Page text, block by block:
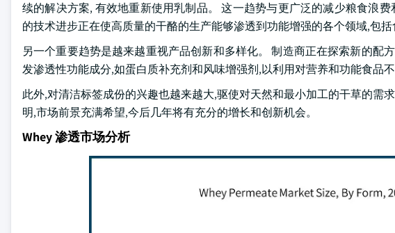
续的解决方案, 有效地重新使用乳制品。 这一趋势与更广泛的减少粮食浪
的技术进步正在使高质量的干酪的生产能够渗透到功能增强的各个领域,包括
另一个重要趋势是越来越重视产品创新和多样化。 制造商正在探索新的配
发渗透性功能成分,如蛋白质补充剂和风味增强剂,以利用对营养和功能食品不
此外,对清洁标签成份的兴趣也越来越大,驱使对天然和最小加工的干草的需
明,市场前景充满希望,今后几年将有充分的增长和创新机会。
Whey 渗透市场分析